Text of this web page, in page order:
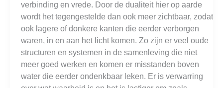
verbinding en vrede. Door de dualiteit hier op aarde
wordt het tegengestelde dan ook meer zichtbaar, zodat
ook lagere of donkere kanten die eerder verborgen
waren, in en aan het licht komen. Zo zijn er veel oude
structuren en systemen in de samenleving die niet
meer goed werken en komen er misstanden boven
water die eerder ondenkbaar leken. Er is verwarring